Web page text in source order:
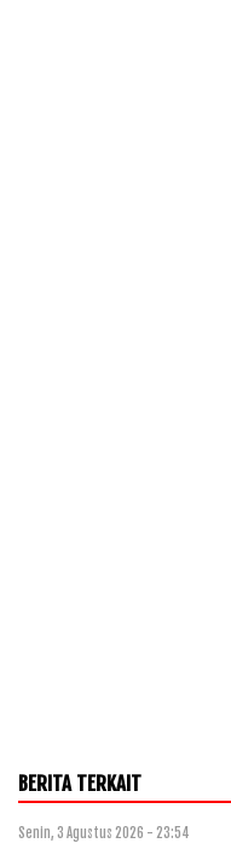
BERITA TERKAIT
Senin, 3 Agustus 2026 - 23:54